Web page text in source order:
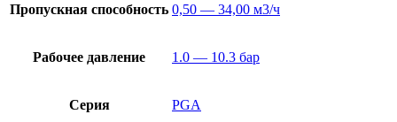
Пропускная способность 0,50 — 34,00 м3/ч
Рабочее давление 1.0 — 10.3 бар
Серия PGA